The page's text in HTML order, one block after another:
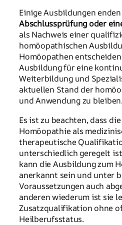
Einige Ausbildungen
Abschlussprüfung oder
als Nachweis einer
homöopathischen
Homöopathen
Ausbildung für eine
Weiterbildung und
aktuellen Stand der
und Anwendung zu bleiben.
Es ist zu beachten, dass
Homöopathie als
therapeutische
unterschiedlich geregelt
kann die Ausbildung zum
anerkannt sein und unter
Voraussetzungen auch
anderen wiederum ist sie
Zusatzqualifikation ohne
Heilberufsstatus.